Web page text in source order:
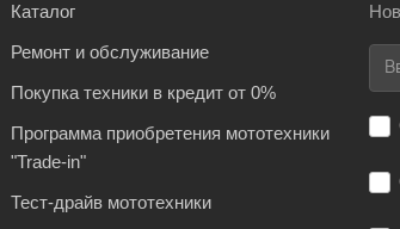
Каталог
Ремонт и обслуживание
Покупка техники в кредит от 0%
Программа приобретения мототехники
"Trade-in"
Тест-драйв мототехники